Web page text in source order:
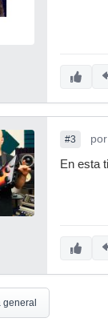
#3 por
En esta
general